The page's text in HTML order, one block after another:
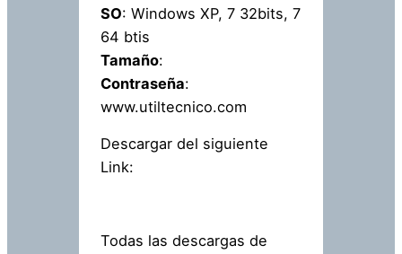
SO: Windows XP, 7 32bits, 7
64 btis
Tamaño:
Contraseña:
www.utiltecnico.com
Descargar del siguiente
Link:
Todas las descargas de